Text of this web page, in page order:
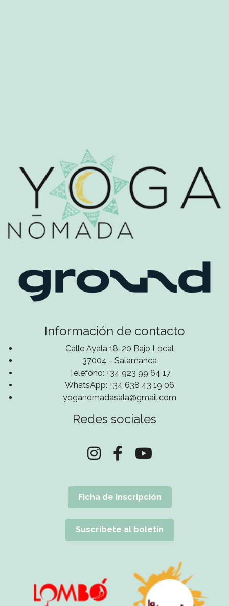
Información de contacto
Calle Ayala 18-20 Bajo Local
37004 - Salamanca
Teléfono: +34 923 99 64 17
WhatsApp: +34 638 43 19 06
yoganomadasala@gmail.com
Redes sociales
Ficha de inscripción
Suscríbete al boletín